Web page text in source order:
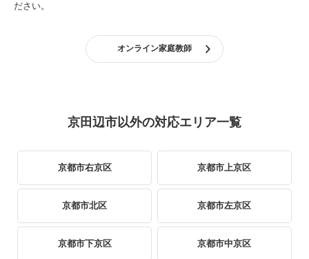
ださい。
オンライン家庭教師
京田辺市以外の対応エリア一覧
京都市右京区 京都市上京区
京都市北区 京都市左京区
京都市下京区 京都市中京区